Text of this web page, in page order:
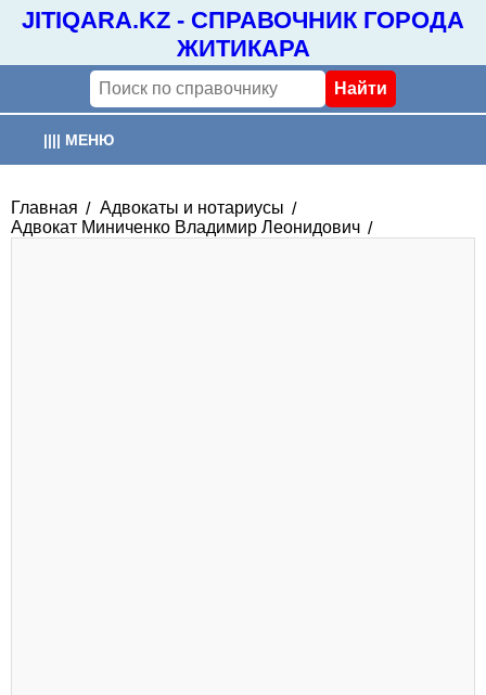
JITIQARA.KZ - СПРАВОЧНИК ГОРОДА
ЖИТИКАРА
|||| МЕНЮ
ОРГАНИЗАЦИИ
Главная
Адвокаты и нотариусы
Адвокат Миниченко Владимир Леонидович